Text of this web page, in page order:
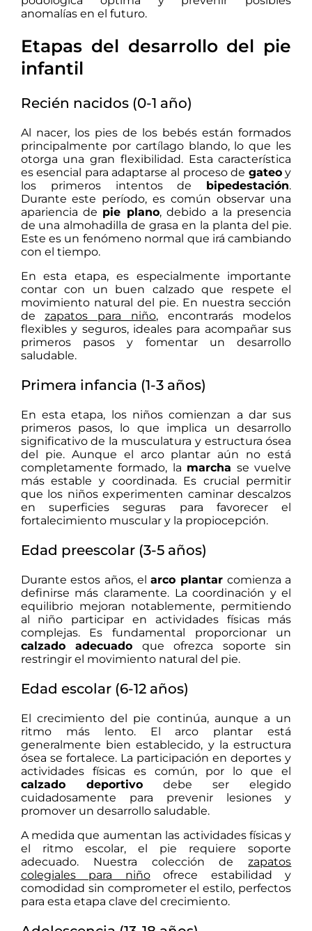
anomalías en el futuro.
Etapas del desarrollo del pie
infantil
Recién nacidos (0-1 año)
Al nacer, los pies de los bebés están formados
principalmente por cartílago blando, lo que les
otorga una gran flexibilidad. Esta característica
es esencial para adaptarse al proceso de gateoy
los primeros intentos de bipedestación.
Durante este período, es común observar una
apariencia de pie plano, debido a la presencia
de una almohadilla de grasa en la planta del pie.
Este es un fenómeno normal que irá cambiando
con el tiempo.
En esta etapa, es especialmente importante
contar con un buen calzado que respete el
movimiento natural del pie. En nuestra sección
dezapatos para niño, encontrarás modelos
flexibles y seguros, ideales para acompañar sus
primeros pasos y fomentar un desarrollo
saludable.
Primera infancia (1-3 años)
En esta etapa, los niños comienzan a dar sus
primeros pasos, lo que implica un desarrollo
significativo de la musculatura y estructura ósea
del pie. Aunque el arco plantar aún no está
completamente formado, la marcha se vuelve
más estable y coordinada. Es crucial permitir
que los niños experimenten caminar descalzos
en superficies seguras para favorecer el
fortalecimiento muscular y la propiocepción.
Edad preescolar (3-5 años)
Durante estos años, elarco plantar comienza a
definirse más claramente. La coordinación y el
equilibrio mejoran notablemente, permitiendo
al niño participar en actividades físicas más
complejas.
Es fundamental proporcionar un
calzado adecuado que ofrezca soporte sin
restringir el movimiento natural del pie.
Edad escolar (6-12 años)
El crecimiento del pie continúa, aunque a un
ritmo más lento.
El arco plantar está
generalmente bien establecido, y la estructura
ósea se fortalece. La participación en deportes y
actividades físicas es común, por lo que el
calzado deportivodebe ser elegido
cuidadosamente para prevenir lesiones y
promover un desarrollo saludable.
A medida que aumentan las actividades físicas y
el ritmo escolar, el pie requiere soporte
adecuado. Nuestra colección dezapatos
colegiales para niñoofrece estabilidad y
comodidad sin comprometer el estilo, perfectos
para esta etapa clave del crecimiento.